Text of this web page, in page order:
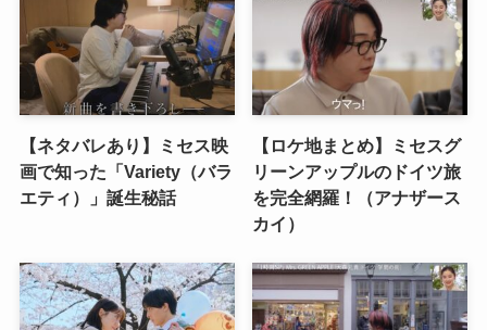
【ネタバレあり】ミセス映
画で知った「Variety（バラ
エティ）」誕生秘話
【ロケ地まとめ】ミセスグ
リーンアップルのドイツ旅
を完全網羅！（アナザース
カイ）